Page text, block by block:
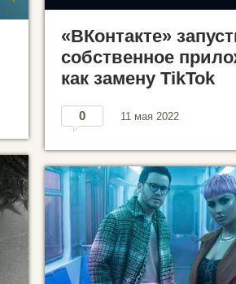
«ВКонтакте»
собственное
как замену TikTok
0 11 мая 2022